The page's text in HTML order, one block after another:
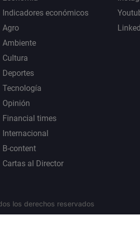
Indicadores económicos
Agro
Ambiente
Cultura
Deportes
Tecnología
Opinión
Financial times
Internacional
B-content
Cartas al Director
los derechos reservados